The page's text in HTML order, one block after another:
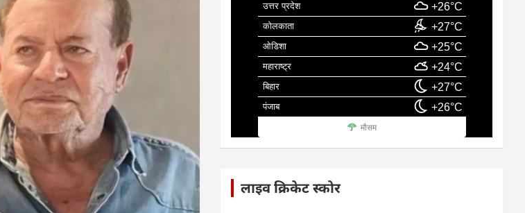
उत्तर प्रदेश +26°C
कोलकाता +27°C
ओडिशा +25°C
महाराष्ट्र +24°C
बिहार +27°C
पंजाब +26°C
मौसम
लाइव क्रिकेट स्कोर